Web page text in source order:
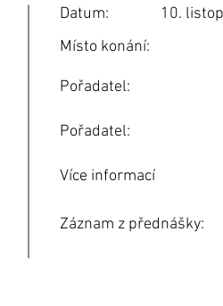
Záznam z přednášky:
10.
Místo konání:
Pořadatel:
Pořadatel:
Více informací
Datum: